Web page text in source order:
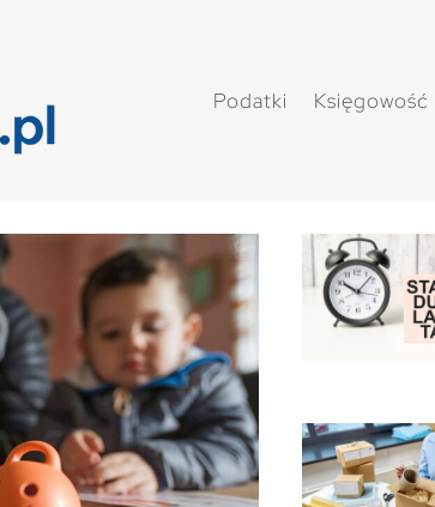
Podatki Księgowość